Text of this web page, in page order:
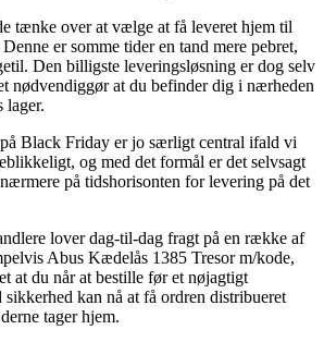
tænke over at vælge at få leveret hjem til
er somme tider en tand mere pebret,
Den billigste leveringsløsning er dog selv
nødvendiggør at du befinder dig i nærheden
lager.
Black Friday er jo særligt central ifald vi
og med det formål er det selvsagt
på tidshorisonten for levering på det
lover dag-til-dag fragt på en række af
Abus Kædelås 1385 Tresor m/kode,
at du når at bestille før et nøjagtigt
sikkerhed kan nå at få ordren distribueret
tager hjem.